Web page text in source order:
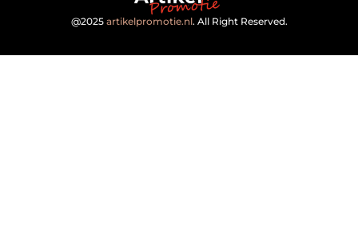
@2025 artikelpromotie.nl. All Right Reserved.